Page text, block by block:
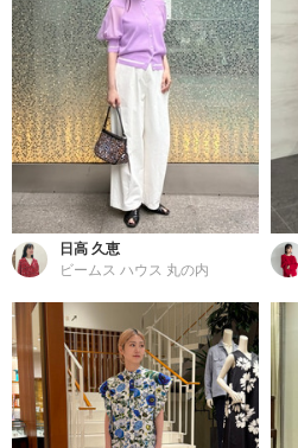
日高 久恵
ビームス ハウス 丸の内